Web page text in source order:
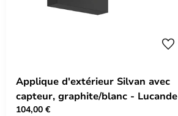
Applique d'extérieur Silvan avec
capteur, graphite/blanc - Lucande
104,00 €